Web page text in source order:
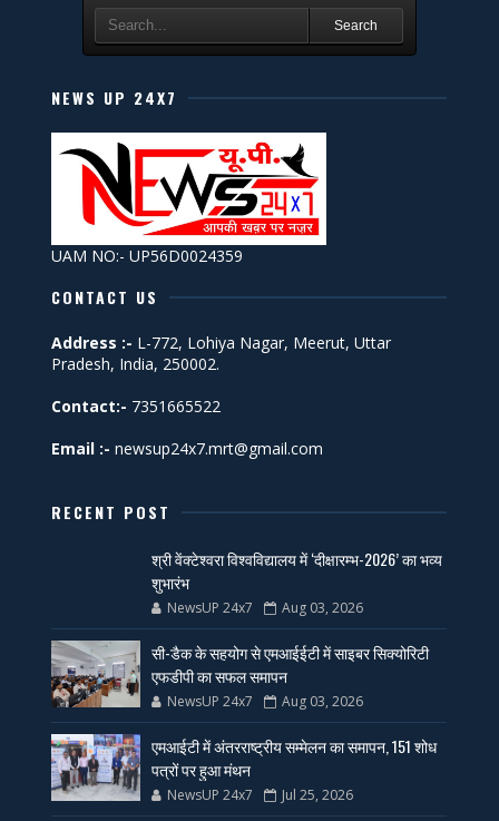
Search
NEWS UP 24X7
UAM NO:- UP56D0024359
CONTACT US
Address :- L-772, Lohiya Nagar, Meerut, Uttar
Pradesh, India, 250002.
Contact:- 7351665522
Email :- newsup24x7.mrt@gmail.com
RECENT POST
श्री वेंक्टेश्वरा विश्वविद्यालय में ‘दीक्षारम्भ-2026’ का भव्य
शुभारंभ
NewsUP 24x7 Aug 03, 2026
सी-डैक के सहयोग से एमआईईटी में साइबर सिक्योरिटी
एफडीपी का सफल समापन
NewsUP 24x7 Aug 03, 2026
एमआईटी में अंतरराष्ट्रीय सम्मेलन का समापन, 151 शोध
पत्रों पर हुआ मंथन
NewsUP 24x7 Jul 25, 2026